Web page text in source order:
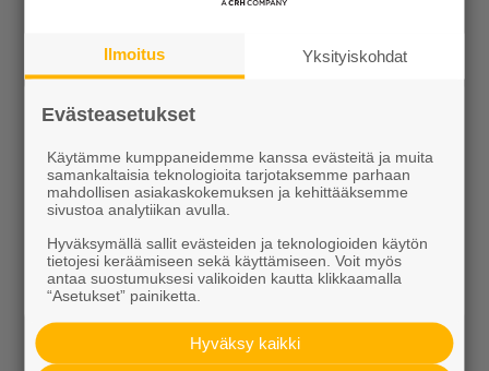
Kaivot ja putket
Infraelementit
Porraselementit
Julkisivuelementit
Elpo-hormit
Louhinta, murskaus, esirakentaminen
Ilmoitus Yksityiskohdat
Evästeasetukset
Käytämme kumppaneidemme kanssa evästeitä ja muita
samankaltaisia teknologioita tarjotaksemme parhaan
mahdollisen asiakaskokemuksen ja kehittääksemme
sivustoa analytiikan avulla.
Hyväksymällä sallit evästeiden ja teknologioiden käytön
tietojesi keräämiseen sekä käyttämiseen. Voit myös
antaa suostumuksesi valikoiden kautta klikkaamalla
“Asetukset” painiketta.
Hyväksy kaikki